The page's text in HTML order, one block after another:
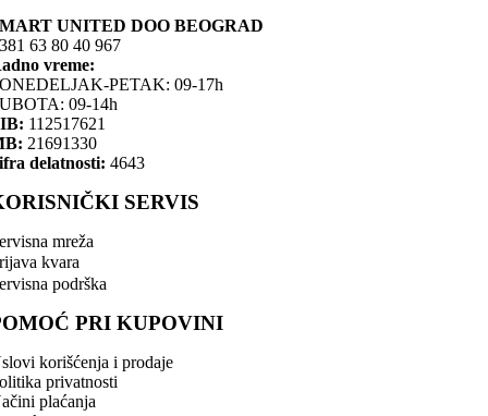
UNITED DOO BEOGRAD
63 80 40 967
vreme:
PETAK: 09-17h
09-14h
112517621
21691330
delatnosti: 4643
SERVIS
mreža
kvara
podrška
PRI KUPOVINI
korišćenja i prodaje
privatnosti
plaćanja